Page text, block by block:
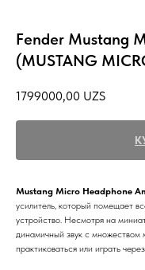
Fender Mustang
(MUSTANG
1799000,00 UZS
Mustang Micro Headphone
усилитель, который помещает
устройство. Несмотря на
динамичный звук с множеством
практиковаться или играть